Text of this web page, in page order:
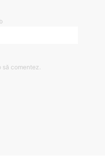
comentez.